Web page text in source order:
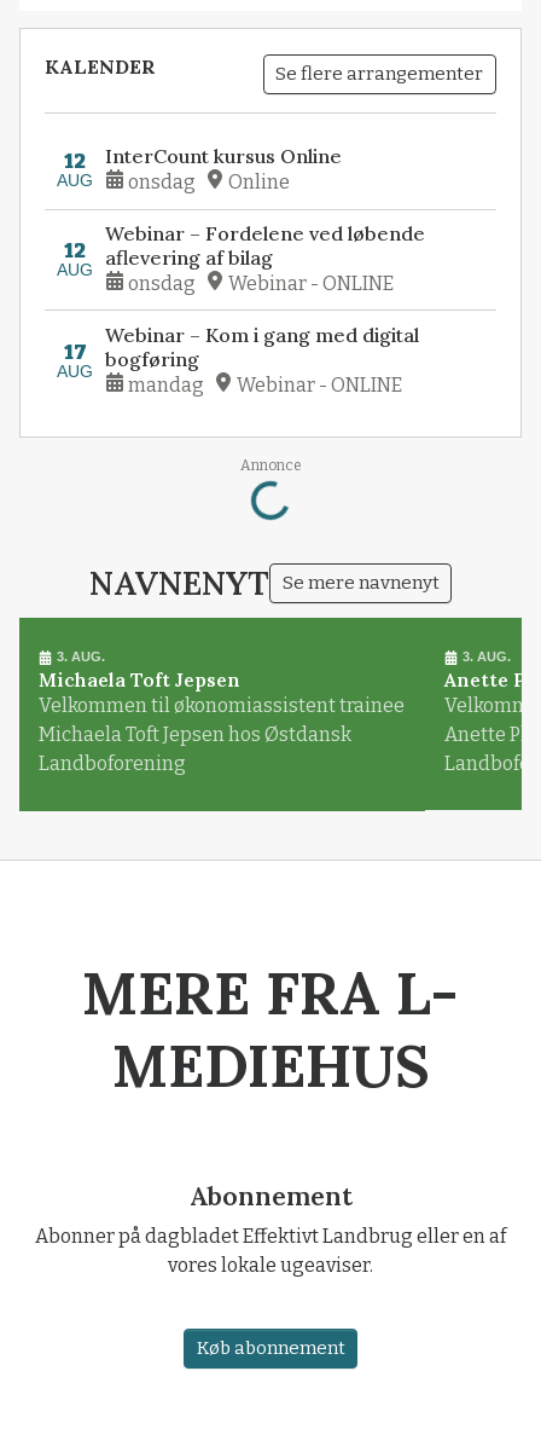
KALENDER Se flere arrangementer
12
AUG
InterCount kursus Online
onsdag Online
12
AUG
Webinar – Fordelene ved løbende
aflevering af bilag
onsdag Webinar - ONLINE
17
AUG
Webinar – Kom i gang med digital
bogføring
mandag Webinar - ONLINE
Annonce
Loading...
NAVNENYT Se mere navnenyt
3. AUG.
Michaela Toft Jepsen
Velkommen til økonomiassistent trainee
Michaela Toft Jepsen hos Østdansk
Landboforening
3. AUG.
Anette
Anette
MERE FRA L-
MEDIEHUS
Abonnement
Abonner på dagbladet Effektivt Landbrug eller en af
vores lokale ugeaviser.
Køb abonnement